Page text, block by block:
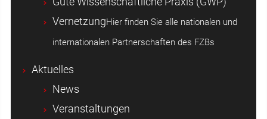
VernetzungHier finden Sie alle nationalen und
internationalen Partnerschaften des FZBs
Aktuelles
News
Veranstaltungen